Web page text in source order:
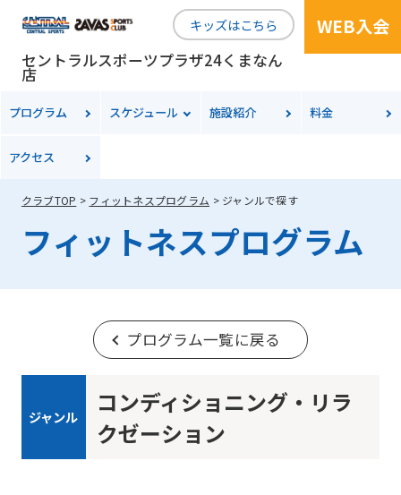
キッズはこちら
セントラルスポーツプラザ24くまなん
店
WEB入会
プログラム スケジュール 施設紹介 料金
アクセス
クラブTOP フィットネスプログラム ジャンルで探す
フィットネスプログラム
プログラム一覧に戻る
ジャンル
コンディショニング・リラ
クゼーション